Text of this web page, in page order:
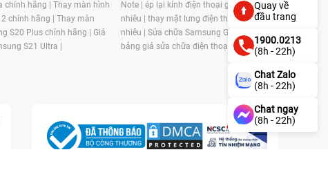
chính hãng | Thay màn hình
chính hãng | Thay màn
S20 Plus chính hãng | Giá
S21 Ultra |
Note | ép lại kính điện thoại giá bao
nhiêu | thay mặt lưng điện thoại giá bao
nhiêu | Sửa chữa Samsung Galaxy S |
bảng giá sửa chữa điện thoại samsung |
Quay về
đầu trang
1900.0213
(8h - 22h)
Chat Zalo
(8h - 22h)
Chat ngay
(8h - 22h)